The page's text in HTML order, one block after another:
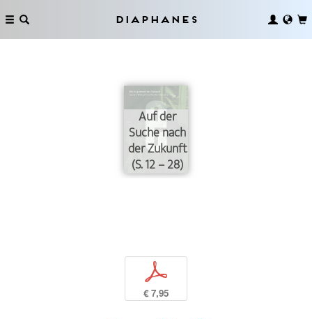
Diaphanes
Auf der
Suche nach
der Zukunft
(S. 12 – 28)
p
€ 7,95